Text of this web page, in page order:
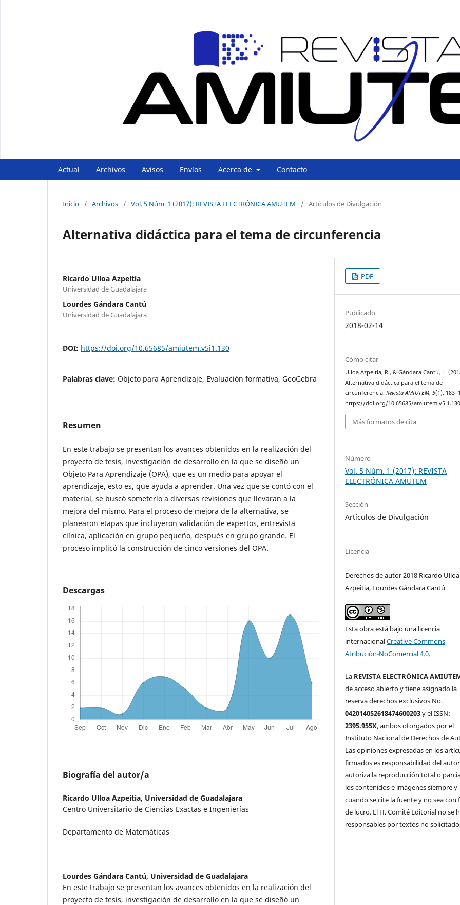
Actual Archivos Avisos Envíos Acerca de Contacto
Inicio / Archivos / Vol. 5 Núm. 1 (2017): REVISTA ELECTRÓNICA AMUTEM / Artículos de Divulgación
Alternativa didáctica para el tema de circunferencia
Ricardo Ulloa Azpeitia
Universidad de Guadalajara
Lourdes Gándara Cantú
Universidad de Guadalajara
DOI: https://doi.org/10.65685/amiutem.v5i1.130
Palabras clave: Objeto para Aprendizaje, Evaluación formativa, GeoGebra
Resumen
En este trabajo se presentan los avances obtenidos en la realización del
proyecto de tesis, investigación de desarrollo en la que se diseñó un
Objeto Para Aprendizaje (OPA), que es un medio para apoyar el
aprendizaje, esto es, que ayuda a aprender. Una vez que se contó con el
material, se buscó someterlo a diversas revisiones que llevaran a la
mejora del mismo. Para el proceso de mejora de la alternativa, se
planearon etapas que incluyeron validación de expertos, entrevista
clínica, aplicación en grupo pequeño, después en grupo grande. El
proceso implicó la construcción de cinco versiones del OPA.
Descargas
Biografía del autor/a
Ricardo Ulloa Azpeitia, Universidad de Guadalajara
Centro Universitario de Ciencias Exactas e Ingenierías
Departamento de Matemáticas
Lourdes Gándara Cantú, Universidad de Guadalajara
En este trabajo se presentan los avances obtenidos en la realización del
proyecto de tesis, investigación de desarrollo en la que se diseñó un
PDF
Publicado
2018-02-14
Cómo citar
Ulloa Azpeitia, R., & Gándara Cantú, L.
Alternativa didáctica para el tema de
circunferencia.Revista AMIUTEM,5(1),
https://doi.org/10.65685/amiutem.v5i1.130
Más formatos de cita
Número
Vol. 5 Núm. 1 (2017): REVISTA
ELECTRÓNICA AMUTEM
Sección
Artículos de Divulgación
Licencia
Derechos de autor 2018 Ricardo Ulloa
Azpeitia, Lourdes Gándara Cantú
Esta obra está bajo una licencia
internacionalCreative Commons
Atribución-NoComercial 4.0.
La REVISTA ELECTRÓNICA
de acceso abierto y tiene asignado la
reserva derechos exclusivos No.
042014052618474600203y el ISSN:
2395.955X, ambos otorgados por el
Instituto Nacional de Derechos de
Las opiniones expresadas en los
firmados es responsabilidad del
autoriza la reproducción total o
los contenidos e imágenes siempre y
cuando se cite la fuente y no sea con
de lucro. El H. Comité Editorial no se
responsables por textos no